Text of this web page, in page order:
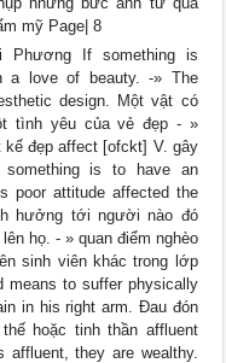
mỹ Page| 8
If something is
a love of beauty. -» The
design. Một vật có
tình yêu của vẻ đẹp - »
đẹp affect [ofckt] V. gây
is to have an
poor attitude affected the
hưởng tới người nào đó
họ. - » quan điểm nghèo
sinh viên khác trong lớp
means to suffer physically
in his right arm. Đau đón
hoặc tinh thần affluent
affluent, they are wealthy.